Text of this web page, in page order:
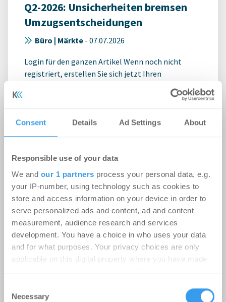
Consent Details Ad Settings About
Responsible use of your data
We and our 1 partners process your personal data, e.g.
your IP-number, using technology such as cookies to
store and access information on your device in order to
serve personalized ads and content, ad and content
measurement, audience research and services
development. You have a choice in who uses your data
and for what purposes. Your privacy choices are only
applicable on this digital property where you have made
the Privacy trigger icon.
Selection
Necessary
Q2-2026: Unsicherheiten bremsen
Umzugsentscheidungen
Büro | Märkte - 07.07.2026
Login für den ganzen Artikel Wenn noch nicht
registriert, erstellen Sie sich jetzt Ihren